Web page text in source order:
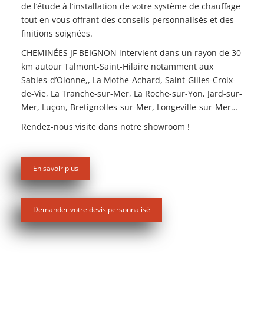
de l’étude à l’installation de votre système de chauffage
tout en vous offrant des conseils personnalisés et des
finitions soignées.
CHEMINÉES JF BEIGNON intervient dans un rayon de 30
km autour Talmont-Saint-Hilaire notamment aux
Sables-d’Olonne,, La Mothe-Achard, Saint-Gilles-Croix-
de-Vie, La Tranche-sur-Mer, La Roche-sur-Yon, Jard-sur-
Mer, Luçon, Bretignolles-sur-Mer, Longeville-sur-Mer…
Rendez-nous visite dans notre showroom !
En savoir plus
Demander votre devis personnalisé